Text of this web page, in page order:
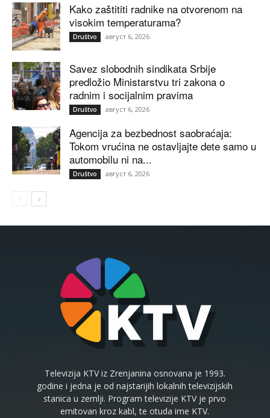
Kako zaštititi radnike na otvorenom na
visokim temperaturama?
Društvo август 6, 2026
Savez slobodnih sindikata Srbije
predložio Ministarstvu tri zakona o
radnim i socijalnim pravima
Društvo август 6, 2026
Agencija za bezbednost saobraćaja:
Tokom vrućina ne ostavljajte dete samo u
automobilu ni na...
Društvo август 6, 2026
Televizija KTV iz Zrenjanina osnovana je 1993.
godine i jedna je od najstarijih lokalnih televizijskih
stanica u zemlji. Program televizije KTV je prvo
emitovan kroz kabl, te otuda ime KTV.